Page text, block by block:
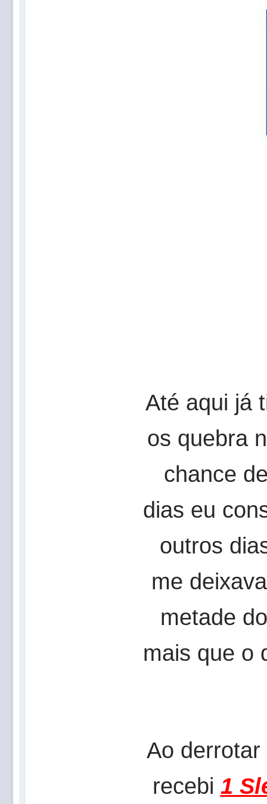
Até aqui já
os quebra
chance
dias eu
outros
me
metade
mais que o
Ao
recebi 1